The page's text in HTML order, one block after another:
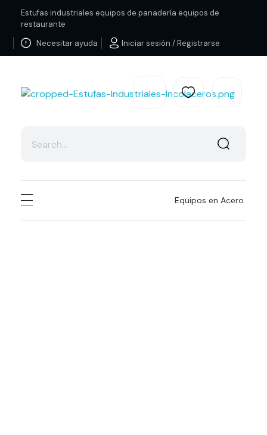
Estufas industriales equipos de panadería equipos de
restaurante
Necesitar ayuda
Iniciar sesión / Registrarse
Equipos en Acero